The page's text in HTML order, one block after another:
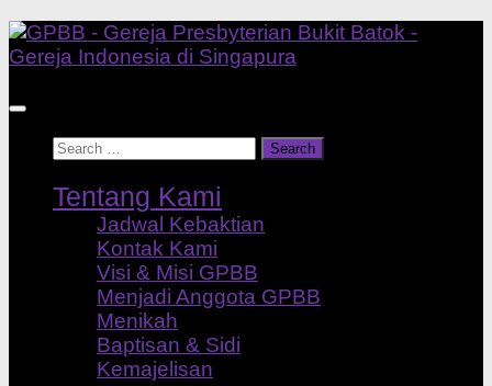
Skip
to
Search
Tentang Kami
Jadwal Kebaktian
Kontak Kami
Visi & Misi GPBB
Menjadi Anggota GPBB
Menikah
Baptisan & Sidi
Kemajelisan